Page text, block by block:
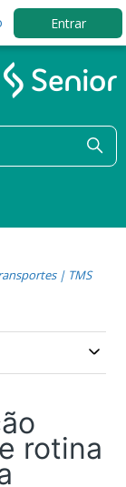
Entrar
| TMS
rotina